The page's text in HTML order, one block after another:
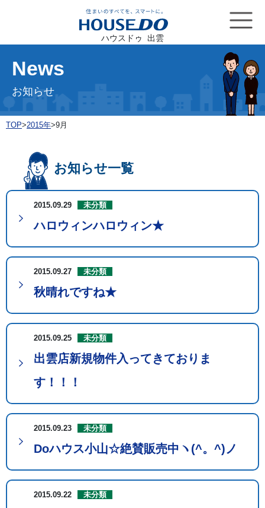
ハウスドゥ 出雲
News
お知らせ
TOP>2015年>9月
お知らせ一覧
2015.09.29 未分類
ハロウィンハロウィン★
2015.09.27 未分類
秋晴れですね★
2015.09.25 未分類
出雲店新規物件入ってきておりま
す！！！
2015.09.23 未分類
Doハウス小山☆絶賛販売中ヽ(^。^)ノ
2015.09.22 未分類